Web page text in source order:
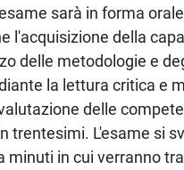
sarà in forma
l'acquisizione della
delle metodologie e
la lettura critica e
delle
trentesimi. L'esame si
minuti in cui verranno